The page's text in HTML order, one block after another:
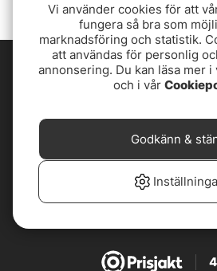
Vi använder cookies för att
fungera så bra som
marknadsföring och statistik.
att användas för personlig
annonsering. Du kan läsa mer i
och i vår
Godkänn &